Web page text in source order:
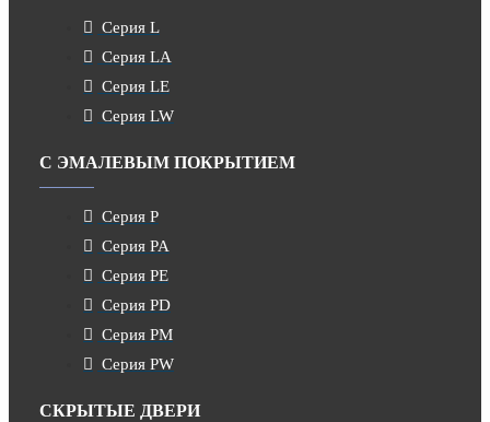
Серия L
Серия LA
Серия LE
Серия LW
С ЭМАЛЕВЫМ ПОКРЫТИЕМ
Серия P
Серия PA
Серия PE
Серия PD
Серия PM
Серия PW
СКРЫТЫЕ ДВЕРИ